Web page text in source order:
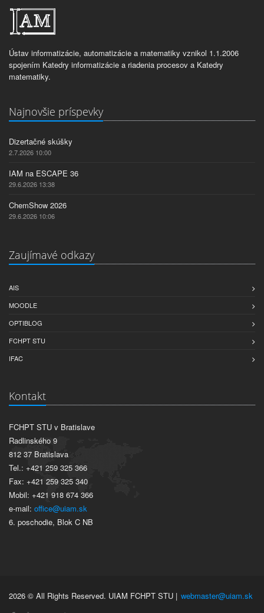
Ústav informatizácie, automatizácie a matematiky vznikol 1.1.2006
spojením Katedry informatizácie a riadenia procesov a Katedry
matematiky.
Najnovšie príspevky
Dizertačné skúšky
2.7.2026 10:00
IAM na ESCAPE 36
29.6.2026 13:38
ChemShow 2026
29.6.2026 10:06
Zaujímavé odkazy
AIS
MOODLE
OPTIBLOG
FCHPT STU
IFAC
Kontakt
FCHPT STU v Bratislave
Radlinského 9
812 37 Bratislava
Tel.: +421 259 325 366
Fax: +421 259 325 340
Mobil: +421 918 674 366
e-mail: office@uiam.sk
6. poschodie, Blok C NB
2026 © All Rights Reserved. UIAM FCHPT STU | webmaster@uiam.sk